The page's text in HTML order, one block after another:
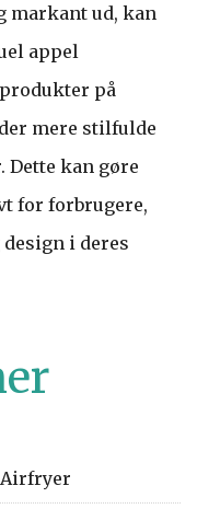
markant ud, kan
appel
på
mere stilfulde
kan gøre
for forbrugere,
i deres
Airfryer